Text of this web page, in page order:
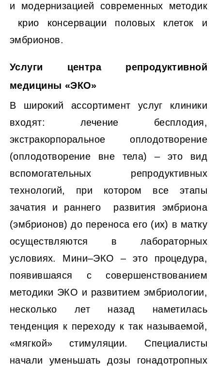
и модернизацией современных методик
крио консервации половых клеток и
эмбрионов.
Услуги центра репродуктивной
медицины «ЭКО»
В широкий ассортимент услуг клиники
входят: лечение бесплодия,
экстракорпоральное оплодотворение
(оплодотворение вне тела) – это вид
вспомогательных репродуктивных
технологий, при котором все этапы
зачатия и раннего развития эмбриона
(эмбрионов) до переноса его (их) в матку
осуществляются в лабораторных
условиях. Мини–ЭКО – это процедура,
появившаяся с совершенствованием
методики ЭКО и развитием эмбриологии,
несколько лет назад наметилась
тенденция к переходу к так называемой,
«мягкой» стимуляции. Специалисты
начали уменьшать дозы гонадотропных